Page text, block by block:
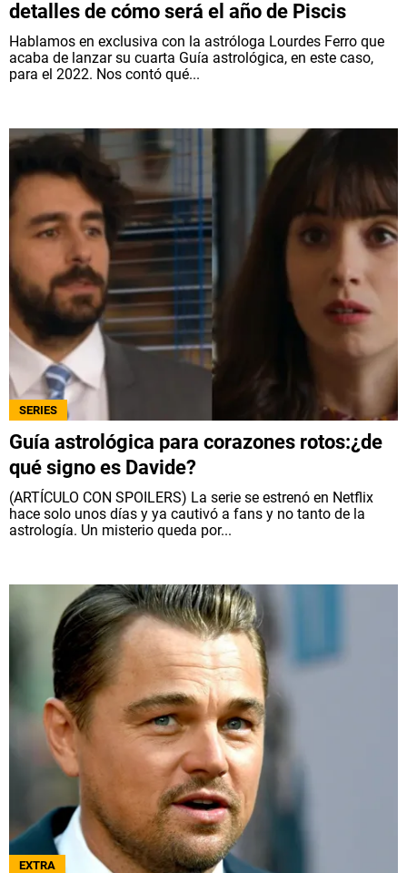
detalles de cómo será el año de Piscis
Hablamos en exclusiva con la astróloga Lourdes Ferro que
acaba de lanzar su cuarta Guía astrológica, en este caso,
para el 2022. Nos contó qué...
SERIES
Guía astrológica para corazones rotos:¿de
qué signo es Davide?
(ARTÍCULO CON SPOILERS) La serie se estrenó en Netflix
hace solo unos días y ya cautivó a fans y no tanto de la
astrología. Un misterio queda por...
EXTRA